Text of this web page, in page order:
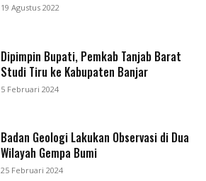
19 Agustus 2022
Dipimpin Bupati, Pemkab Tanjab Barat
Studi Tiru ke Kabupaten Banjar
5 Februari 2024
Badan Geologi Lakukan Observasi di Dua
Wilayah Gempa Bumi
25 Februari 2024